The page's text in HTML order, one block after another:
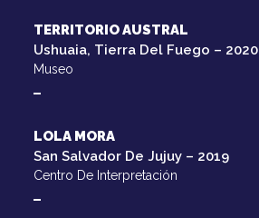
TERRITORIO AUSTRAL
Ushuaia, Tierra Del Fuego – 2020
Museo
LOLA MORA
San Salvador De Jujuy – 2019
Centro De Interpretación